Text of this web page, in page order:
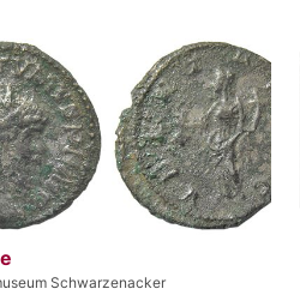
Schwarzenacker